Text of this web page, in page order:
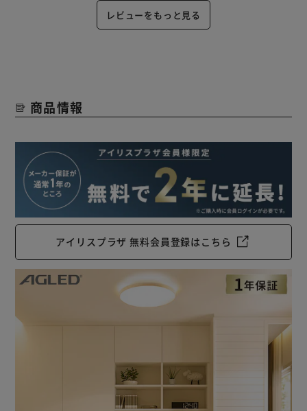
レビューをもっと見る
商品情報
アイリスプラザ 無料会員登録はこちら